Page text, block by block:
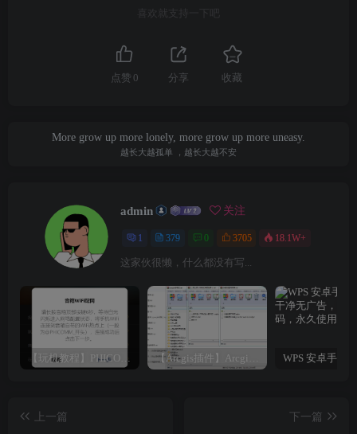
喜欢就支持一下吧
点赞 0 分享 收藏
More grow up more lonely, more grow up more uneasy.
越长大越孤单 ，越长大越不安
admin 关注
1 379 0 3705 18.1W+
这家伙很懒，什么都没有写...
【玩机教程】PHICOMM斐讯R1音响免拆免Root完美复活 【Arcgis插件】Arcgis符号库大全（打包下载）
上一篇
下一篇